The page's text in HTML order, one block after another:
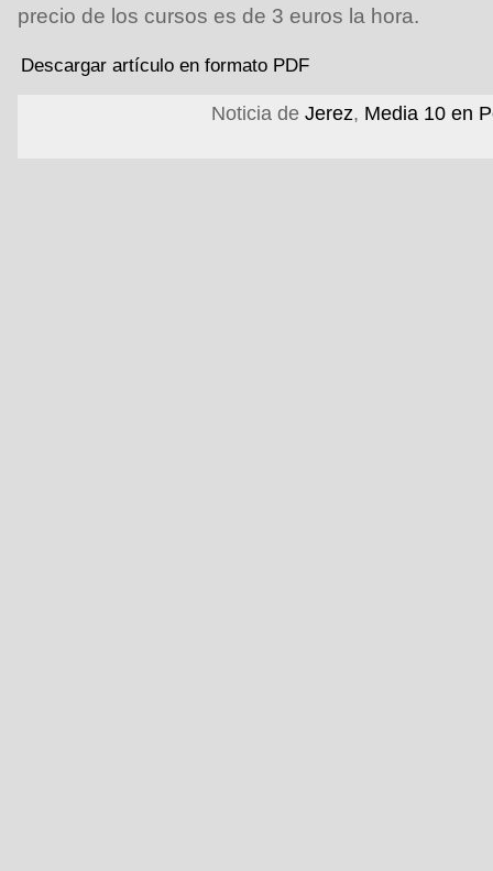
precio de los cursos es de 3 euros la hora.
Descargar artículo en formato PDF
Noticia de Jerez, Media 10 en